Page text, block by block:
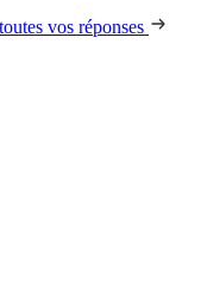
vos réponses